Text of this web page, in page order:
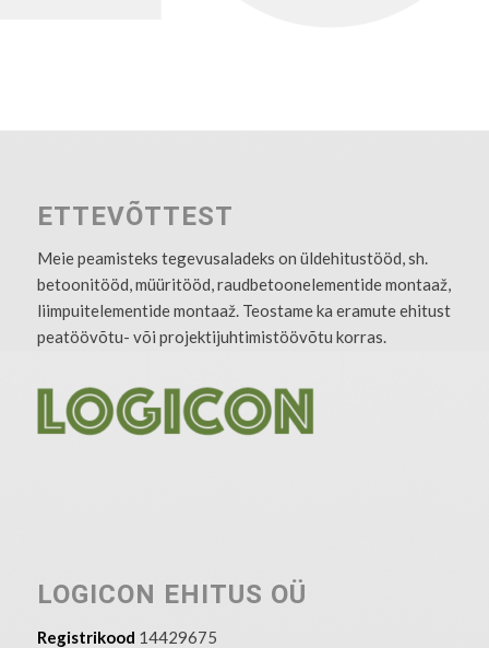
ETTEVÕTTEST
Meie peamisteks tegevusaladeks on üldehitustööd, sh.
betoonitööd, müüritööd, raudbetoonelementide montaaž,
liimpuitelementide montaaž. Teostame ka eramute ehitust
peatöövõtu- või projektijuhtimistöövõtu korras.
LOGICON EHITUS OÜ
Registrikood 14429675